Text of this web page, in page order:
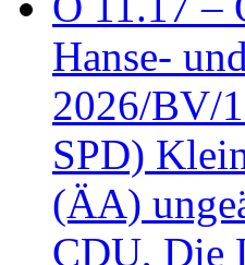
Hanse-
2026/BV/
SPD)
(ÄA)
CDU, Die